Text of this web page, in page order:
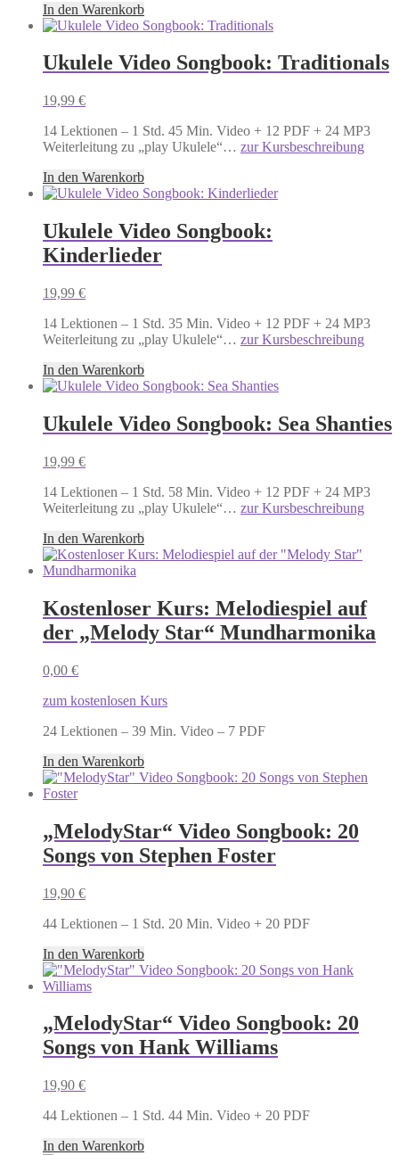
In den Warenkorb
Ukulele Video Songbook: Traditionals
19,99 €
14 Lektionen – 1 Std. 45 Min. Video + 12 PDF + 24 MP3
Weiterleitung zu „play Ukulele“… zur Kursbeschreibung
In den Warenkorb
Ukulele Video Songbook:
Kinderlieder
19,99 €
14 Lektionen – 1 Std. 35 Min. Video + 12 PDF + 24 MP3
Weiterleitung zu „play Ukulele“… zur Kursbeschreibung
In den Warenkorb
Ukulele Video Songbook: Sea Shanties
19,99 €
14 Lektionen – 1 Std. 58 Min. Video + 12 PDF + 24 MP3
Weiterleitung zu „play Ukulele“… zur Kursbeschreibung
In den Warenkorb
Kostenloser Kurs: Melodiespiel auf
der „Melody Star“ Mundharmonika
0,00 €
zum kostenlosen Kurs
24 Lektionen – 39 Min. Video – 7 PDF
In den Warenkorb
„MelodyStar“ Video Songbook: 20
Songs von Stephen Foster
19,90 €
44 Lektionen – 1 Std. 20 Min. Video + 20 PDF
In den Warenkorb
„MelodyStar“ Video Songbook: 20
Songs von Hank Williams
19,90 €
44 Lektionen – 1 Std. 44 Min. Video + 20 PDF
In den Warenkorb